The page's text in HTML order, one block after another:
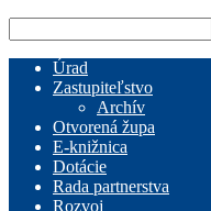
Úrad
Zastupiteľstvo
Archív
Otvorená župa
E-knižnica
Dotácie
Rada partnerstva
Rozvoj